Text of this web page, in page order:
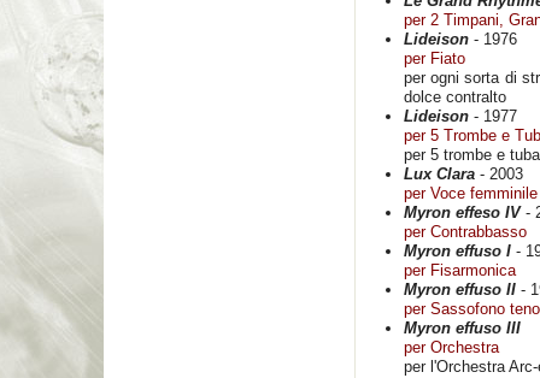
per 2 Timpani,
Lideison - 1976
per Fiato
per ogni sorta di
dolce contralto
Lideison - 1977
per 5 Trombe e
per 5 trombe e
Lux Clara - 2003
per Voce
Myron effeso IV-
per Contrabbasso
Myron effuso I -
per Fisarmonica
Myron effuso II -
per Sassofono
Myron effuso III
per Orchestra
per l'Orchestra